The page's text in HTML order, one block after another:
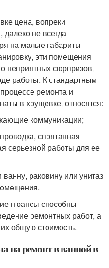
цена, вопреки
не всегда
на малые габариты
эти помещения
неприятных сюрпризов,
работы. К стандартным
ремонта и
в хрущевке, относятся:
коммуникации;
спрятанная
серьезной работы для ее
раковину или унитаз
нюансы способны
ремонтных работ, а
общую стоимость.
на ремонт в ванной в